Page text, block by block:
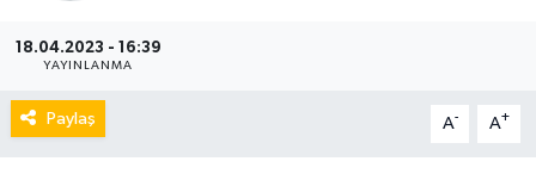
18.04.2023 - 16:39
YAYINLANMA
Paylaş A- A+
Ekonomi
Gazipaşa
Haber Arşivi